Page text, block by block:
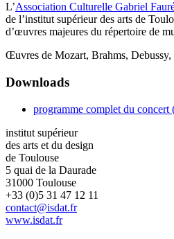
L’Association Culturelle Gabriel
de l’institut supérieur des arts de
d’œuvres majeures du répertoire de
Œuvres de Mozart, Brahms,
Downloads
programme complet du concert
institut supérieur
des arts et du design
de Toulouse
5 quai de la Daurade
31000 Toulouse
+33 (0)5 31 47 12 11
contact@isdat.fr
www.isdat.fr